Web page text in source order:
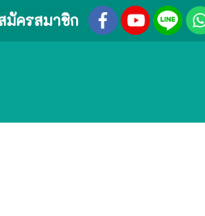
มัครสมาชิก